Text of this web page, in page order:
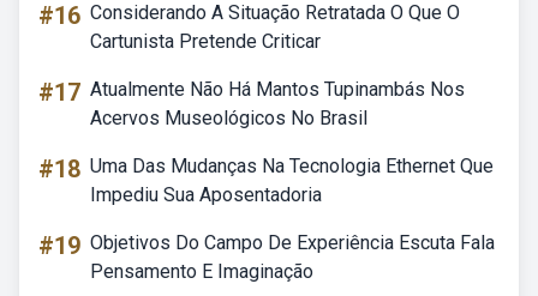
#16 Considerando A Situação Retratada O Que O
Cartunista Pretende Criticar
#17 Atualmente Não Há Mantos Tupinambás Nos
Acervos Museológicos No Brasil
#18 Uma Das Mudanças Na Tecnologia Ethernet Que
Impediu Sua Aposentadoria
#19 Objetivos Do Campo De Experiência Escuta Fala
Pensamento E Imaginação